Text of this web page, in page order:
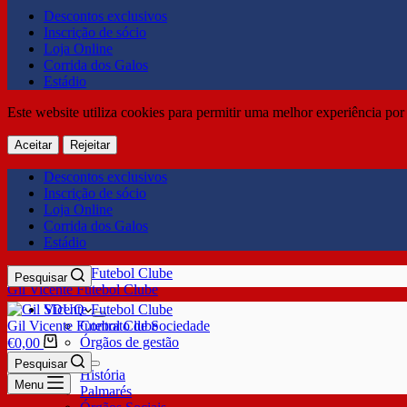
Descontos exclusivos
Inscrição de sócio
Loja Online
Corrida dos Galos
Estádio
Este website utiliza cookies para permitir uma melhor experiência
Aceitar Rejeitar
Descontos exclusivos
Inscrição de sócio
Loja Online
Corrida dos Galos
Estádio
Gil Vicente Futebol Clube
Pesquisar
SDUQ
Contrato de Sociedade
Órgãos de gestão
Clube
História
Palmarés
Gil Vicente Futebol Clube
€0,00
Pesquisar
Menu